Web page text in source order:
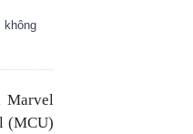
không
Marvel
(MCU)